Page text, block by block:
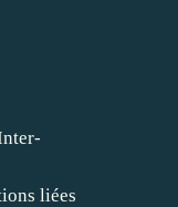
liées